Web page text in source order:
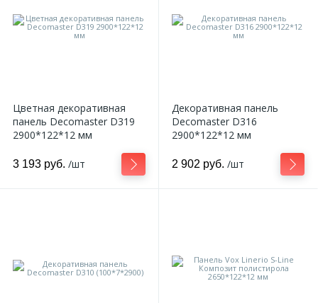
Цветная декоративная
панель Decomaster D319
2900*122*12 мм
3 193 руб. /шт
Декоративная панель
Decomaster D316
2900*122*12 мм
2 902 руб. /шт